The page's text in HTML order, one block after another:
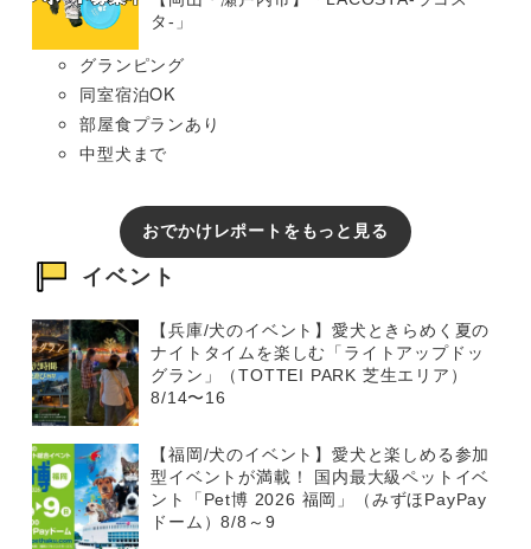
タ-」
グランピング
同室宿泊OK
部屋食プランあり
中型犬まで
おでかけレポートをもっと見る
イベント
【兵庫/犬のイベント】愛犬ときらめく夏の
ナイトタイムを楽しむ「ライトアップドッ
グラン」（TOTTEI PARK 芝生エリア）
8/14〜16
【福岡/犬のイベント】愛犬と楽しめる参加
型イベントが満載！ 国内最大級ペットイベ
ント「Pet博 2026 福岡」（みずほPayPay
ドーム）8/8～9